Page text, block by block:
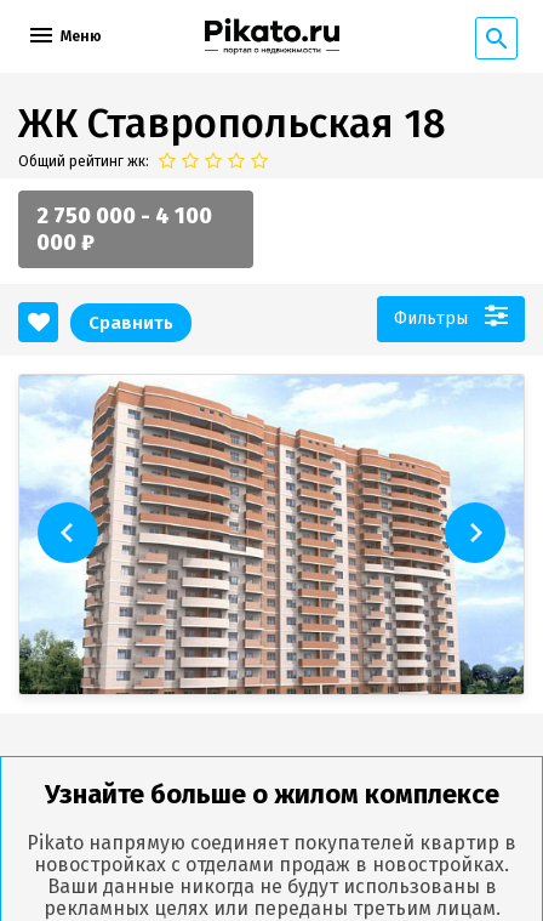
Меню
ЖК Ставропольская 18
Общий рейтинг жк:
2 750 000 - 4 100
000 ₽
Сравнить Фильтры
Узнайте больше о жилом комплексе
Pikato напрямую соединяет покупателей квартир в
новостройках с отделами продаж в новостройках.
Ваши данные никогда не будут использованы в
рекламных целях или переданы третьим лицам.